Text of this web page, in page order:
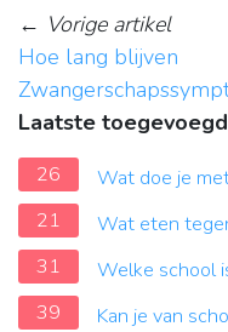
← Vorige artikel
Hoe lang blijven
Laatste
26
Wat doe je
21
Wat eten
31
Welke school
39
Kan je van